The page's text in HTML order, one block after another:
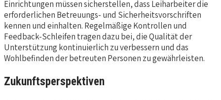
Einrichtungen müssen sicherstellen, dass Leiharbeiter die
erforderlichen Betreuungs- und Sicherheitsvorschriften
kennen und einhalten. Regelmäßige Kontrollen und
Feedback-Schleifen tragen dazu bei, die Qualität der
Unterstützung kontinuierlich zu verbessern und das
Wohlbefinden der betreuten Personen zu gewährleisten.
Zukunftsperspektiven